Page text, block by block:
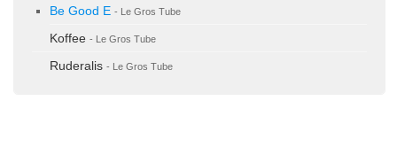
Be Good E - Le Gros Tube
Koffee - Le Gros Tube
Ruderalis - Le Gros Tube